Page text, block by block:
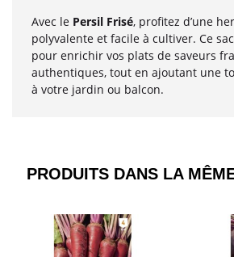
Avec le Persil Frisé, profitez d’une
polyvalente et facile à cultiver. Ce
pour enrichir vos plats de saveurs
authentiques, tout en ajoutant une
à votre jardin ou balcon.
PRODUITS DANS LA